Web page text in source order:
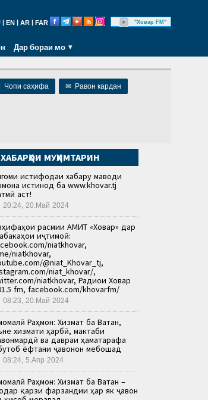
EN AR FAR "Ховар FM"
Дар бораи мо
Чопи саҳифа ✉ Равон кардан
ХАБАРҲОИ МУҲИМТАРИН
истифодаи хабару маводи
истинод ба www.khovar.tj
аст!
20:24, 20.Май 2024
расмии АМИТ «Ховар» дар
иҷтимоӣ:
niatkhovar,
niatkhovar,
@niat_Khovar_tj,
niat_khovar/,
niatkhovar, Радиои Ховар
fm, facebook.com/khovarfm/
08:23, 20.Май 2024
Раҳмон: Хизмат ба Ватан,
хизмати ҳарбӣ, мактаби
ва давраи ҳаматарафа
ёфтани ҷавонон мебошад
08:24, 5.Апр 2024
Раҳмон: Хизмат ба Ватан –
қарзи фарзандии ҳар як ҷавон